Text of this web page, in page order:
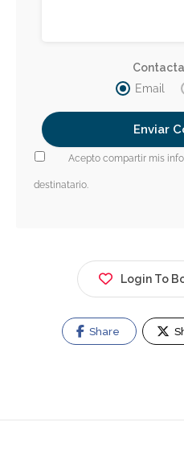
Email
Acepto compartir mis
destinatario.
Login To
Share